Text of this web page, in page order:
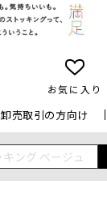
お気に入り
卸売取引の方向け